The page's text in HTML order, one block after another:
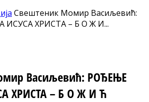
Свештеник Момир Васиљевић:
ХРИСТА – Б О Ж И...
Васиљевић: РОЂЕЊЕ
ХРИСТА – Б О Ж И Ћ